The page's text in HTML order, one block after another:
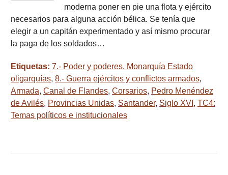
moderna poner en pie una flota y ejército
necesarios para alguna acción bélica. Se tenía que
elegir a un capitán experimentado y así mismo procurar
la paga de los soldados…
Etiquetas: 7.- Poder y poderes. Monarquía Estado
oligarquías, 8.- Guerra ejércitos y conflictos armados,
Armada, Canal de Flandes, Corsarios, Pedro Menéndez
de Avilés, Provincias Unidas, Santander, Siglo XVI , TC4:
Temas políticos e institucionales